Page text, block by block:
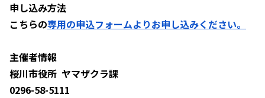
申し込み方法
こちらの専用の申込フォームよりお申し込みください。
主催者情報
桜川市役所 ヤマザクラ課
0296-58-5111